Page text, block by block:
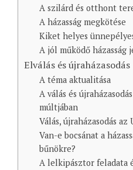
A szilárd és otthont
A házasság megkötése
Kiket helyes
A jól működő házasság
Elválás és újraházasodás
A téma aktualitása
A válás és
múltjában
Válás, újraházasodás az
Van-e bocsánat a
bűnökre?
A lelkipásztor feladata